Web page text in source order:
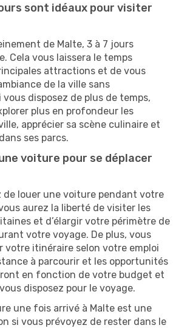
sont idéaux pour visiter
de Malte, 3 à 7 jours
Cela vous laissera le temps
attractions et de vous
de la ville sans
disposez de plus de temps,
plus en profondeur les
apprécier sa scène culinaire et
ses parcs.
voiture pour se déplacer
de louer une voiture pendant votre
aurez la liberté de visiter les
et d’élargir votre périmètre de
votre voyage. De plus, vous
votre itinéraire selon votre emploi
à parcourir et les opportunités
en fonction de votre budget et
disposez pour le voyage.
une fois arrivé à Malte est une
si vous prévoyez de rester dans le